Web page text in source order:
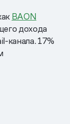
BAON
дохода
канала. 17%